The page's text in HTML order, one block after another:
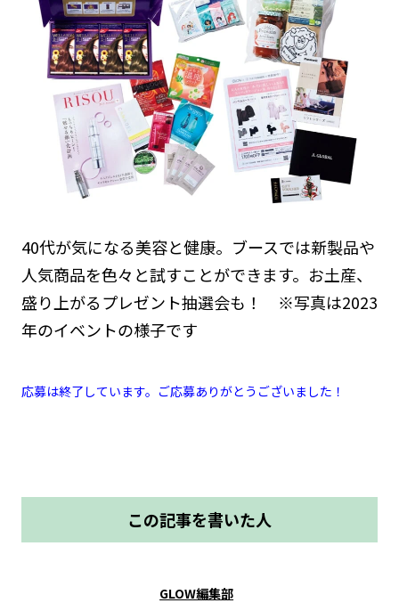
40代が気になる美容と健康。ブースでは新製品や
人気商品を色々と試すことができます。お土産、
盛り上がるプレゼント抽選会も！ ※写真は2023
年のイベントの様子です
応募は終了しています。ご応募ありがとうございました！
この記事を書いた人
GLOW編集部